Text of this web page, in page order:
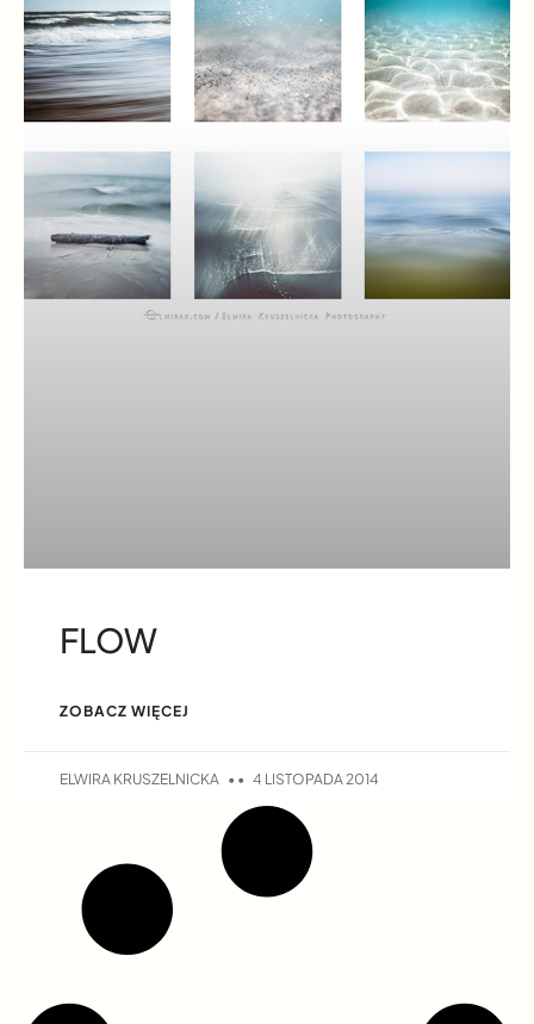
FLOW
ZOBACZ WIĘCEJ
ELWIRA KRUSZELNICKA 4 LISTOPADA 2014